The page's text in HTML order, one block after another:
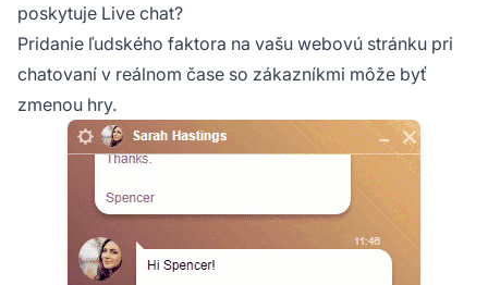
poskytuje Live chat?
Pridanie ľudského faktora na vašu webovú stránku pri
chatovaní v reálnom čase so zákazníkmi môže byť
zmenou hry.